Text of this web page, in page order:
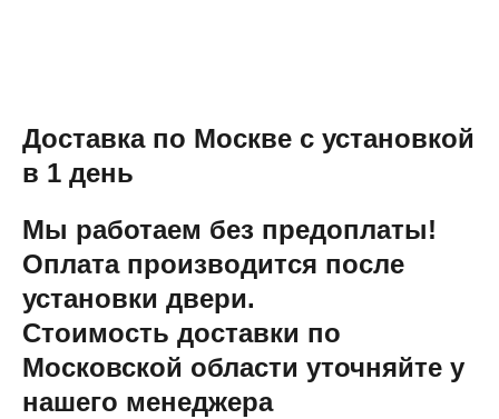
Доставка по Москве с установкой
в 1 день
Мы работаем без предоплаты!
Оплата производится после
установки двери.
Стоимость доставки по
Московской области уточняйте у
нашего менеджера